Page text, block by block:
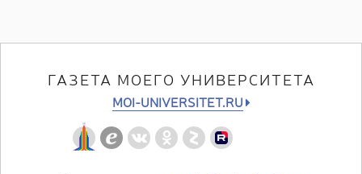
ГАЗЕТА МОЕГО УНИВЕРСИТЕТА
MOI-UNIVERSITET.RU